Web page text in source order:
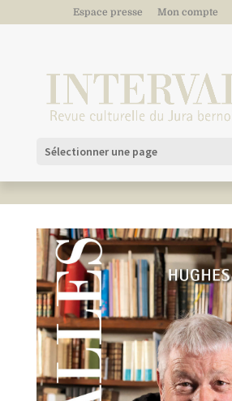
Espace presse Mon compte
Sélectionner une page